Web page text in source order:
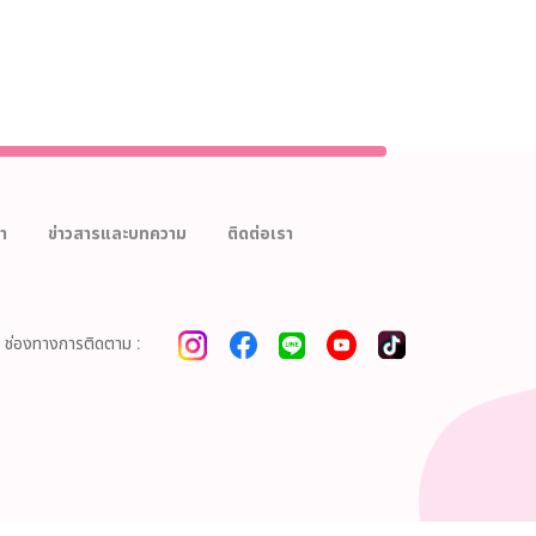
ข่าวสารและบทความ ติดต่อเรา
ช่องทางการติดตาม :